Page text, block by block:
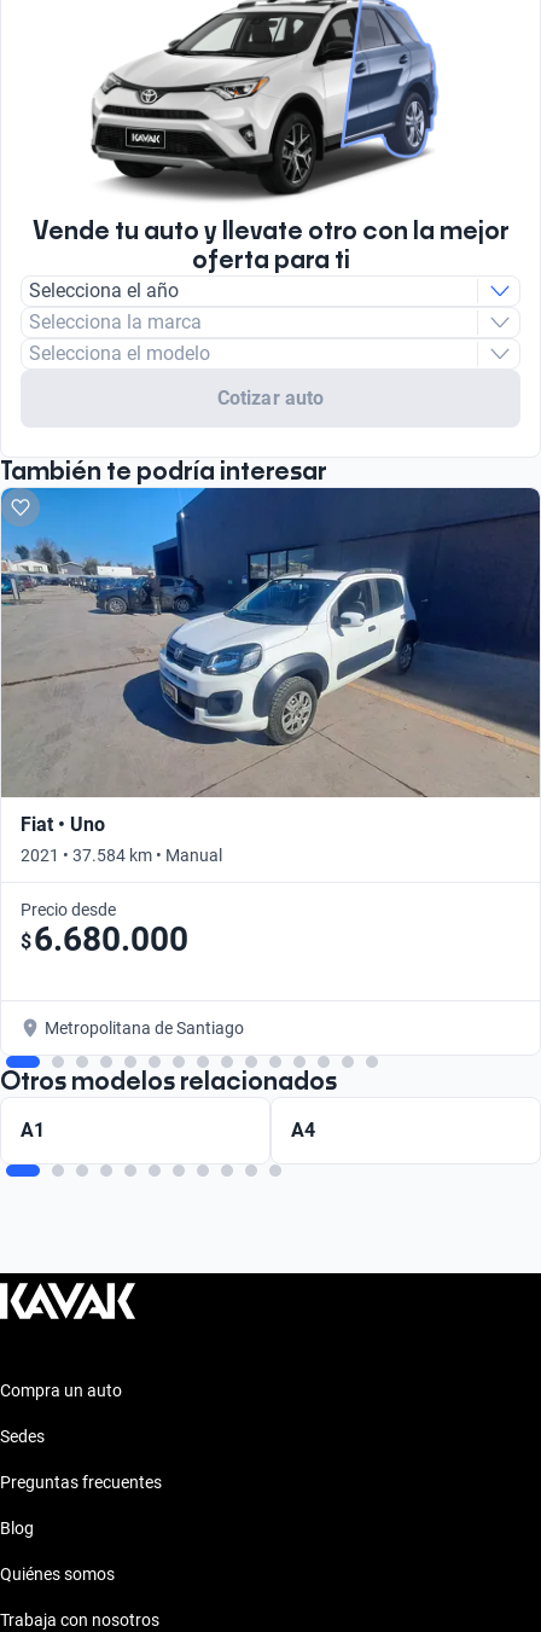
Vende tu auto y llevate otro con la mejor
oferta para ti
Selecciona el año
Selecciona la marca
Selecciona el modelo
Cotizar auto
También te podría interesar
Fiat • Uno
2021 • 37.584 km • Manual
Precio desde
$6.680.000
Metropolitana de Santiago
Otros modelos relacionados
A1 A4
Compra un auto
Sedes
Preguntas frecuentes
Blog
Quiénes somos
Trabaja con nosotros